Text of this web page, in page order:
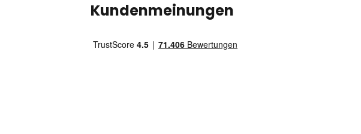
Kundenmeinungen